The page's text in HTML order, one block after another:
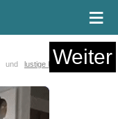
≡
Weiter
und lustige Katzen